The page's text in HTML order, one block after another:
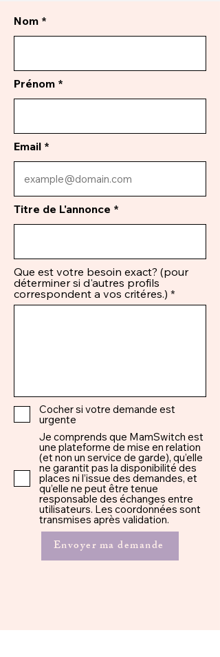
Nom
Prénom
Email
Titre de L'annonce
Que est votre besoin exact? (pour
déterminer si d'autres profils
correspondent a vos critéres.)
Cocher si votre demande est
urgente
Je comprends que MamSwitch est
une plateforme de mise en relation
(et non un service de garde), qu’elle
ne garantit pas la disponibilité des
places ni l’issue des demandes, et
qu’elle ne peut être tenue
responsable des échanges entre
utilisateurs. Les coordonnées sont
transmises après validation.
Envoyer ma demande